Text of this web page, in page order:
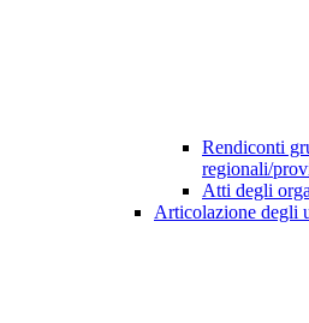
Rendiconti
regionali/
Atti degli
Articolazione degli